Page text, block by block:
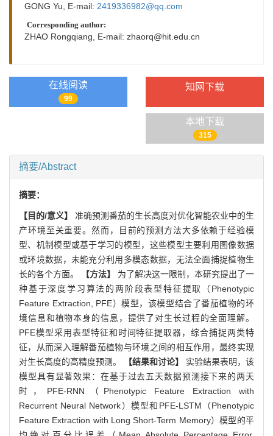
GONG Yu, E-mail: 2419336982@qq.com
Corresponding author:
ZHAO Rongqiang, E-mail: zhaorq@hit.edu.cn
在线阅读
99
知网下载
本地下载
315
摘要/Abstract
摘要：
【目的/意义】
准确预测番茄的生长高度对优化智能农业中的生
产环境至关重要。然而，目前的预测方法大多依赖于经验模
型、机制模型或基于学习的模型，这些模型主要利用图像数据
或环境数据，未能充分利用多模态数据，无法全面捕捉植物生
长的各个方面。
【方法】
为了解决这一限制，本研究提出了一
种基于深度学习算法的两阶段表型特征提取（Phenotypic
Feature Extraction, PFE）模型，该模型结合了番茄植物的环
境信息和植物本身的信息，提供了对生长过程的全面理解。
PFE模型采用表型特征和时间特征提取器，综合捕捉两类特
征，从而深入理解番茄植物与环境之间的相互作用，最终实现
对生长高度的高精度预测。
【结果和讨论】
实验结果表明，该
模型具有显著效果：在基于过去五天数据预测接下来的两天
时，PFE-RNN（Phenotypic Feature Extraction with
Recurrent Neural Network）模型和PFE-LSTM（Phenotypic
Feature Extraction with Long Short-Term Memory）模型的平